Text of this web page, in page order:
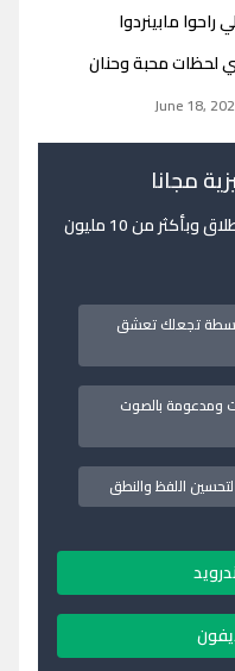
مابينردوا
محبة وحنان
مجانا
مع البرنامج العربي الاشهر على الاطلاق وبأكثر من 10 مليون
مبسطة تجعلك تعشق
ومدعومة بالصوت